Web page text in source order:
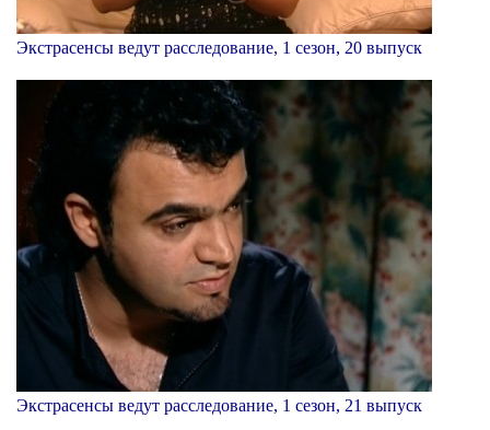
Экстрасенсы ведут расследование, 1 сезон, 20 выпуск
Экстрасенсы ведут расследование, 1 сезон, 21 выпуск